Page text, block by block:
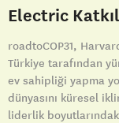
Electric
roadtoCOP31,
Türkiye tarafından
ev sahipliği yapma
dünyasını küresel
liderlik